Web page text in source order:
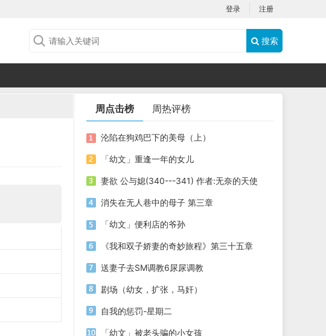
登录 注册
搜索
周点击榜 周热评榜
沦陷在狗鸡巴下的美母（上）
「幼文」重逢一年的女儿
妻欲 公与媳(340---341) 作者:无奈的天使
消失在无人巷中的母子 第三章
「幼文」便利店的爷孙
《我和双子娇妻的奇妙旅程》第三十五章
送妻子去SM调教6尿尿调教
剧场（幼女，扩张，马奸）
自我的惩罚-星期二
「幼文」被老头骗的小女孩